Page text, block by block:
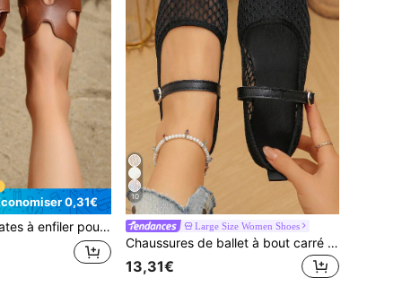
0,31€
mode décontracté d'extérieur, minimalistes, bout carré, pantoufles d'été
10
Large Size Women Shoes
Chaussures de ballet à bout carré avec bride à boucle et boîte à orteils large, en maille respirante pour femmes, style élégant, mocassins noirs pour trajet quotidien d'été, chaussures pour femmes grandes tailles
13,31€